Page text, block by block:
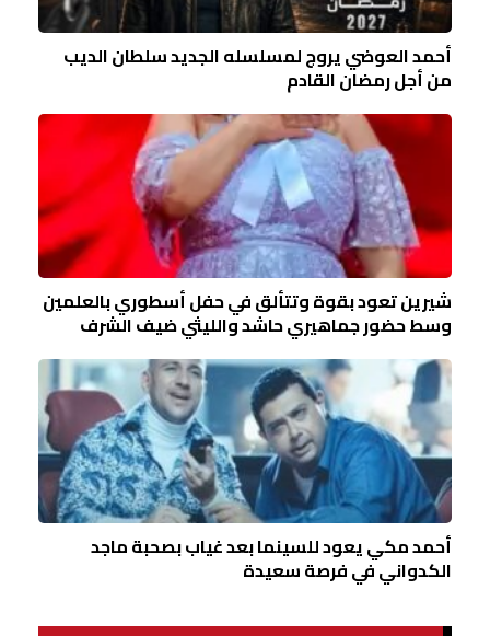
أحمد العوضي يروج لمسلسله الجديد سلطان الديب
من أجل رمضان القادم
شيرين تعود بقوة وتتألق في حفل أسطوري بالعلمين
وسط حضور جماهيري حاشد والليثي ضيف الشرف
أحمد مكي يعود للسينما بعد غياب بصحبة ماجد
الكدواني في فرصة سعيدة